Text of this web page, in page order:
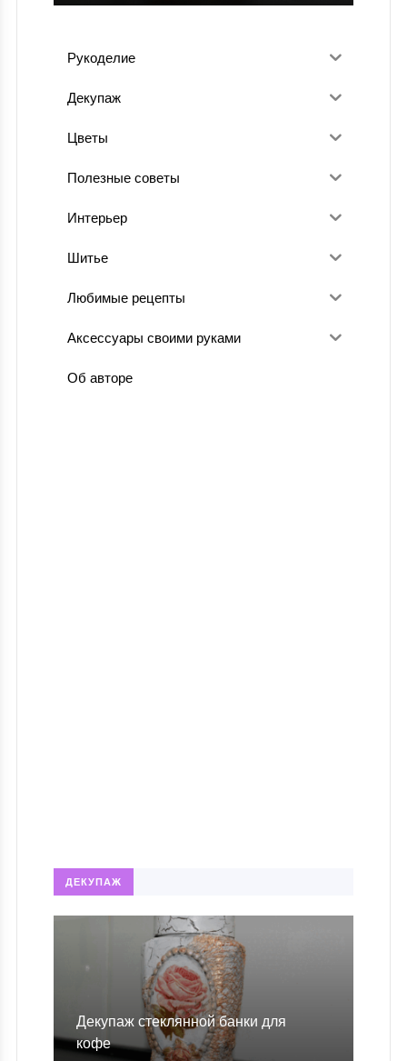
Рукоделие
Декупаж
Цветы
Полезные советы
Интерьер
Шитье
Любимые рецепты
Аксессуары своими руками
Об авторе
ДЕКУПАЖ
Декупаж стеклянной банки для
кофе